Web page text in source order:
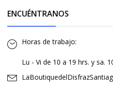
ENCUÉNTRANOS
Horas de trabajo:
Lu - Vi de 10 a 19 hrs. y sa.